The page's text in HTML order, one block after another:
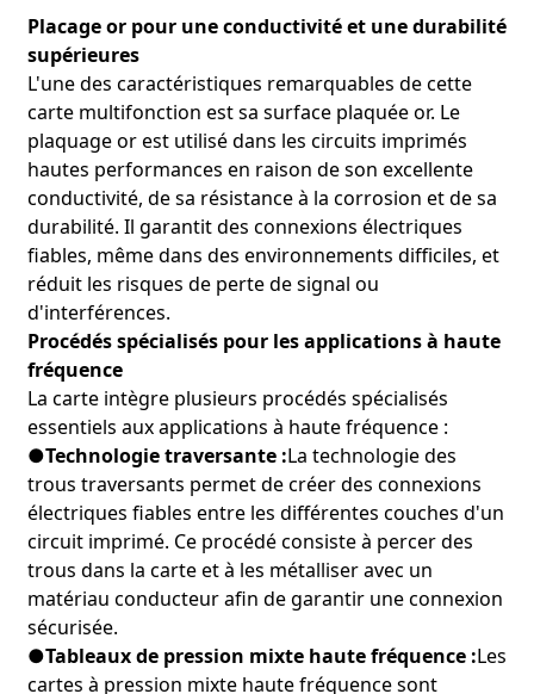
Placage or pour une conductivité et une durabilité
supérieures
L'une des caractéristiques remarquables de cette
carte multifonction est sa surface plaquée or. Le
plaquage or est utilisé dans les circuits imprimés
hautes performances en raison de son excellente
conductivité, de sa résistance à la corrosion et de sa
durabilité. Il garantit des connexions électriques
fiables, même dans des environnements difficiles, et
réduit les risques de perte de signal ou
d'interférences.
Procédés spécialisés pour les applications à haute
fréquence
La carte intègre plusieurs procédés spécialisés
essentiels aux applications à haute fréquence :
●Technologie traversante :La technologie des
trous traversants permet de créer des connexions
électriques fiables entre les différentes couches d'un
circuit imprimé. Ce procédé consiste à percer des
trous dans la carte et à les métalliser avec un
matériau conducteur afin de garantir une connexion
sécurisée.
●Tableaux de pression mixte haute fréquence :Les
cartes à pression mixte haute fréquence sont
5. Dispositifs médicaux :
●Description:
carte la rendent idéale pour les dispositifs médicaux
nécessitant un traitement précis du signal et une
transmission de données.
●Applications :Systèmes d'imagerie médicale
(tomodensitométrie, IRM, échographie), dispositifs de
surveillance des patients et robots chirurgicaux.
●Avantages: Garantit des performances et une fiabilité
élevées dans les applications critiques du secteur de la
santé, améliorant ainsi les résultats pour les patients.
6. Aérospatiale et défense :
●Description:
conditions extrêmes et ses performances à haute
fréquence la rendent adaptée aux applications
aérospatiales et de défense.
●Applications :Systèmes avioniques, communications par
satellite, systèmes radar et véhicules aériens sans pilote
(UAV).
●Avantages:Offre des performances fiables dans des
environnements extrêmes, garantissant le succès des
opérations critiques.
7. Électronique grand public :
●Description:La conception compacte et les capacités à
haute vitesse de cette carte la rendent idéale pour